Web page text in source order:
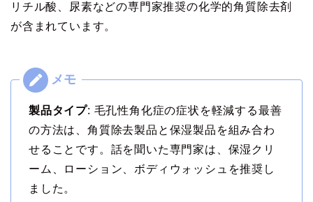
リチル酸、尿素などの専門家推奨の化学的角質除去剤
が含まれています。
製品タイプ: 毛孔性角化症の症状を軽減する最善
の方法は、角質除去製品と保湿製品を組み合わ
せることです。話を聞いた専門家は、保湿クリ
ーム、ローション、ボディウォッシュを推奨し
ました。